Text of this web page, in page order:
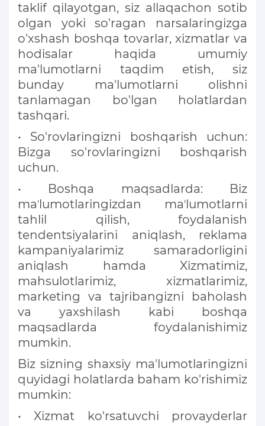
taklif qilayotgan, siz allaqachon sotib
olgan yoki so'ragan narsalaringizga
o'xshash boshqa tovarlar, xizmatlar va
hodisalar haqida umumiy
ma'lumotlarni taqdim etish, siz
bunday ma'lumotlarni olishni
tanlamagan bo'lgan holatlardan
tashqari.
• So'rovlaringizni boshqarish uchun:
Bizga so'rovlaringizni boshqarish
uchun.
• Boshqa maqsadlarda: Biz
maʼlumotlaringizdan maʼlumotlarni
tahlil qilish, foydalanish
tendentsiyalarini aniqlash, reklama
kampaniyalarimiz samaradorligini
aniqlash hamda Xizmatimiz,
mahsulotlarimiz, xizmatlarimiz,
marketing va tajribangizni baholash
va yaxshilash kabi boshqa
maqsadlarda foydalanishimiz
mumkin.
Biz sizning shaxsiy ma'lumotlaringizni
quyidagi holatlarda baham ko'rishimiz
mumkin:
• Xizmat ko'rsatuvchi provayderlar